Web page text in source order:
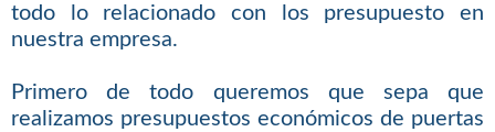
todo lo relacionado con los presupuesto en
nuestra empresa.
Primero de todo queremos que sepa que
realizamos presupuestos económicos de puertas